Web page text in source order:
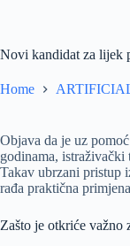
Novi kandidat za lijek
Home
Objava da je uz pomoć
godinama,
Takav ubrzani pristup
rađa praktična
Zašto je otkriće važno